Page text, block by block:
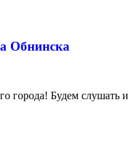
Обнинска
города! Будем слушать и